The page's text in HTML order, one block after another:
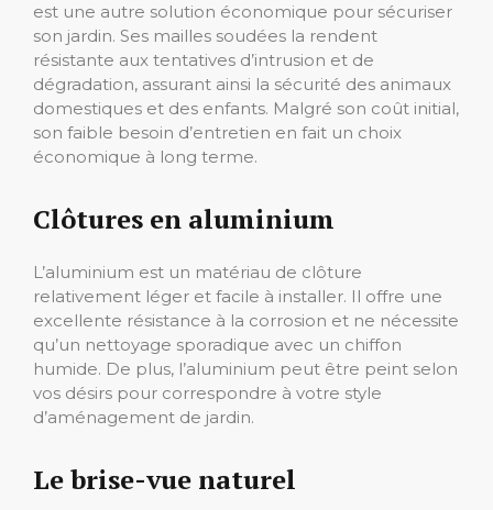
est une autre solution économique pour sécuriser
son jardin. Ses mailles soudées la rendent
résistante aux tentatives d’intrusion et de
dégradation, assurant ainsi la sécurité des animaux
domestiques et des enfants. Malgré son coût initial,
son faible besoin d’entretien en fait un choix
économique à long terme.
Clôtures en aluminium
L’aluminium est un matériau de clôture
relativement léger et facile à installer. Il offre une
excellente résistance à la corrosion et ne nécessite
qu’un nettoyage sporadique avec un chiffon
humide. De plus, l’aluminium peut être peint selon
vos désirs pour correspondre à votre style
d’aménagement de jardin.
Le brise-vue naturel